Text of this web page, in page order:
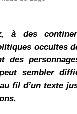
à des
occultes
des
sembler
fil d’un texte